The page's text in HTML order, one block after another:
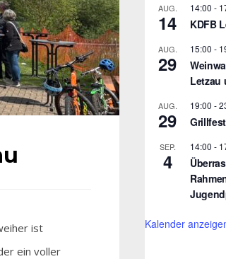
ist
ein voller
AUG.
14
14:00 -
KDFB
AUG.
29
15:00 -
Letzau
AUG.
29
19:00 -
SEP.
4
14:00 -
Kalender